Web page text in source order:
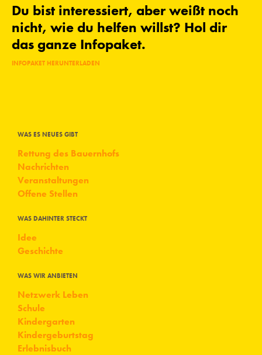
Du bist interessiert, aber weißt noch
nicht, wie du helfen willst? Hol dir
das ganze Infopaket.
INFOPAKET HERUNTERLADEN
WAS ES NEUES GIBT
Rettung des Bauernhofs
Nachrichten
Veranstaltungen
Offene Stellen
WAS DAHINTER STECKT
Idee
Geschichte
WAS WIR ANBIETEN
Netzwerk Leben
Schule
Kindergarten
Kindergeburtstag
Erlebnisbuch